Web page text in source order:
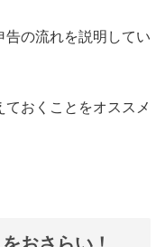
告の流れを説明してい
おくことをオススメ